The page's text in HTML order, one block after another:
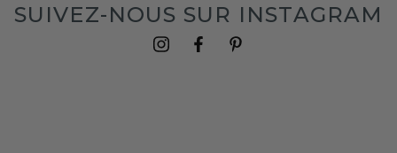
SUIVEZ-NOUS SUR INSTAGRAM